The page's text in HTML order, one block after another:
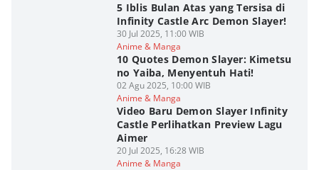
5 Iblis Bulan Atas yang Tersisa di
Infinity Castle Arc Demon Slayer!
30 Jul 2025, 11:00 WIB
Anime & Manga
10 Quotes Demon Slayer: Kimetsu
no Yaiba, Menyentuh Hati!
02 Agu 2025, 10:00 WIB
Anime & Manga
Video Baru Demon Slayer Infinity
Castle Perlihatkan Preview Lagu
Aimer
20 Jul 2025, 16:28 WIB
Anime & Manga